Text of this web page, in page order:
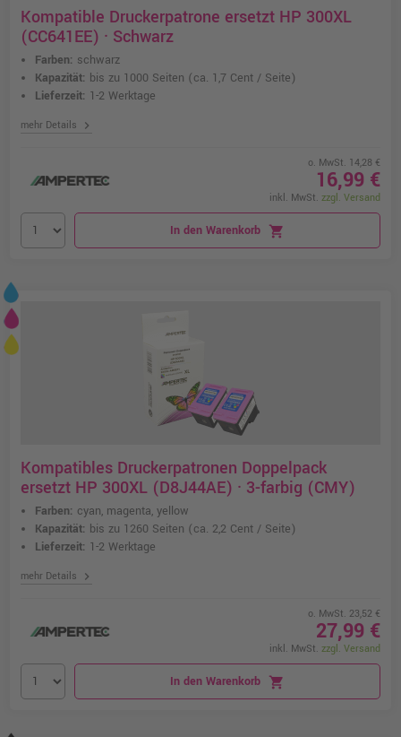
Kompatible Druckerpatrone ersetzt HP 300XL
(CC641EE) · Schwarz
Farben: schwarz
Kapazität: bis zu 1000 Seiten (ca. 1,7 Cent / Seite)
Lieferzeit: 1-2 Werktage
mehr Details chevron_right
o. MwSt. 14,28 €
16,99 €
inkl. MwSt. zzgl. Versand
In den Warenkorb shopping_cart
Kompatibles Druckerpatronen Doppelpack
ersetzt HP 300XL (D8J44AE) · 3-farbig (CMY)
Farben: cyan, magenta, yellow
Kapazität: bis zu 1260 Seiten (ca. 2,2 Cent / Seite)
Lieferzeit: 1-2 Werktage
mehr Details chevron_right
o. MwSt. 23,52 €
27,99 €
inkl. MwSt. zzgl. Versand
In den Warenkorb shopping_cart